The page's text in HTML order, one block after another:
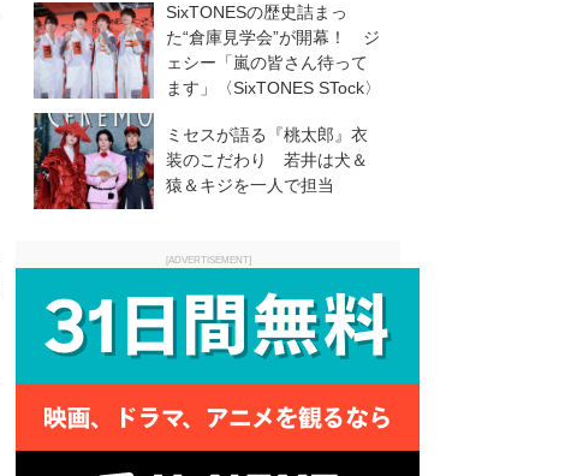
SixTONESの歴史詰まっ
た“倉庫見学会”が開幕！ ジ
ェシー「嵐の皆さん待って
ます」〈SixTONES STock〉
ミセスが語る『桃太郎』衣
装のこだわり 若井は犬＆
猿＆キジを一人で担当
[ADVERTISEMENT]